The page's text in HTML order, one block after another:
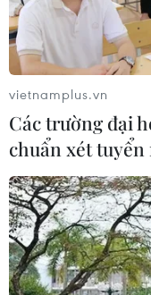
Cuộc họp
tìm kiếm tiếng
16/11/2021 06:18
Tổng thống Joe
gọi phát triển quan
vietnamplus.vn
Các trường đại
chuẩn xét tuyển